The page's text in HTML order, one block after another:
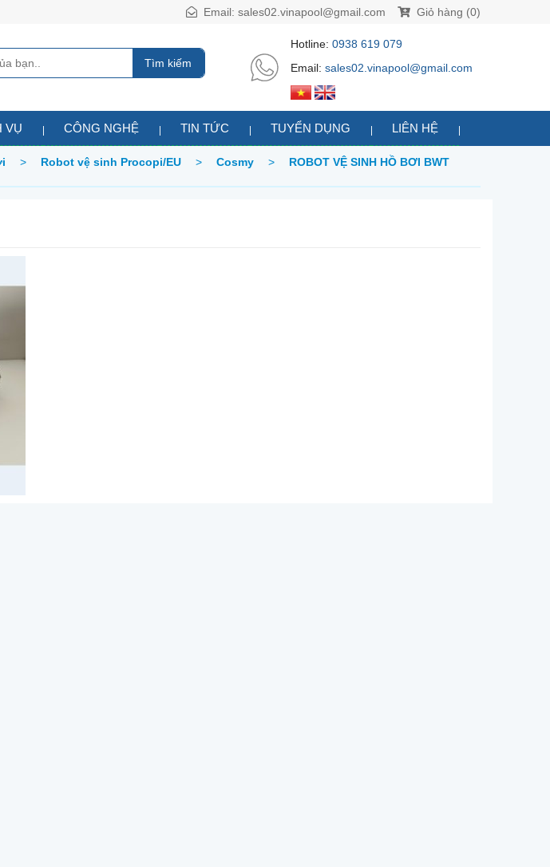
Giỏ hàng (0)
Email: sales02.vinapool@gmail.com
Tìm kiếm
Hotline: 0938 619 079
Email: sales02.vinapool@gmail.com
VỤ CÔNG NGHỆ TIN TỨC TUYỂN DỤNG LIÊN HỆ
> Robot vệ sinh Procopi/EU > Cosmy >
ROBOT VỆ SINH HỒ BƠI BWT